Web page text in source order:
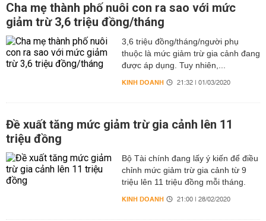
Cha mẹ thành phố nuôi con ra sao với mức
giảm trừ 3,6 triệu đồng/tháng
3,6 triệu đồng/tháng/người phụ
thuộc là mức giảm trừ gia cảnh đang
được áp dụng. Tuy nhiên,...
KINH DOANH 21:32 | 01/03/2020
Đề xuất tăng mức giảm trừ gia cảnh lên 11
triệu đồng
Bộ Tài chính đang lấy ý kiến để điều
chỉnh mức giảm trừ gia cảnh từ 9
triệu lên 11 triệu đồng mỗi tháng.
KINH DOANH 21:00 | 28/02/2020